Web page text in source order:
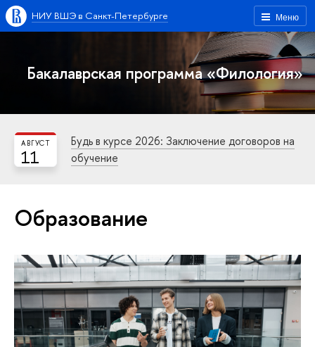
Меню
НИУ ВШЭ в Санкт-Петербурге
Бакалаврская программа «Филология»
11
АВГУСТ
Будь в курсе 2026: Заключение договоров на
обучение
Образование